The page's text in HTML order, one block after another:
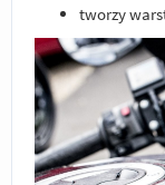
tworzy